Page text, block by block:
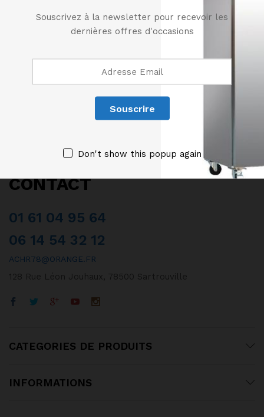
CONTACT
01 61 04 95 64
06 14 54 32 12
ACHR78@ORANGE.FR
CATEGORIES DE PRODUITS
INFORMATIONS
Souscrivez à la newsletter pour recevoir les
dernières offres d'occasions
Don't show this popup again